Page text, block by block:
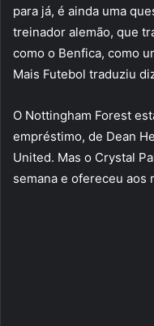
para já, é ainda uma
treinador alemão, que
como o Benfica, como
Mais Futebol traduziu
O Nottingham Forest
empréstimo, de Dean
United. Mas o Crystal
semana e ofereceu aos